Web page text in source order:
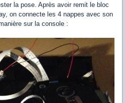
la pose. Après avoir remit le bloc
on connecte les 4 nappes avec son
sur la console :